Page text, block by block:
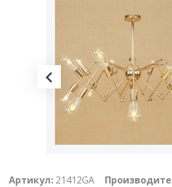
Артикул: 21412GA